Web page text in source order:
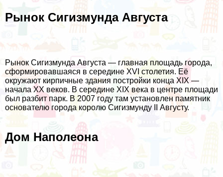
Рынок Сигизмунда Августа
Рынок Сигизмунда Августа — главная площадь города,
сформировавшаяся в середине XVI столетия. Её
окружают кирпичные здания постройки конца XIX —
начала XX веков. В середине XIX века в центре площади
был разбит парк. В 2007 году там установлен памятник
основателю города королю Сигизмунду II Августу.
Дом Наполеона